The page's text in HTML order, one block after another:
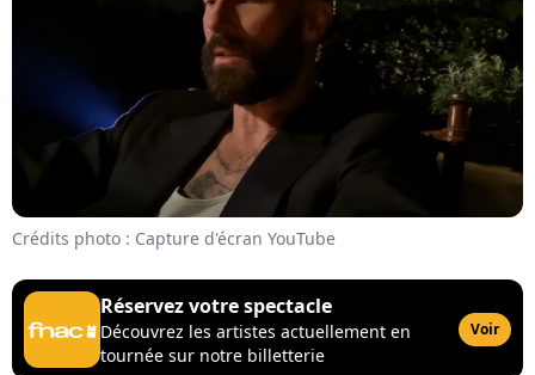
Crédits photo : Capture d'écran YouTube
Réservez votre spectacle
Découvrez les artistes actuellement en
tournée sur notre billetterie
Voir